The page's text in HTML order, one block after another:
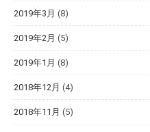
2019年3月 (8)
2019年2月 (5)
2019年1月 (8)
2018年12月 (4)
2018年11月 (5)